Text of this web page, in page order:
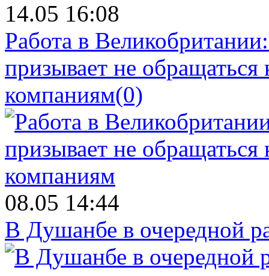
14.05 16:08
Работа в
призывает не
компаниям(0)
08.05 14:44
В Душанбе в очередной